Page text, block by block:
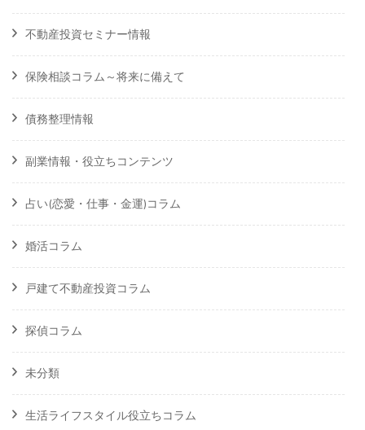
不動産投資セミナー情報
保険相談コラム～将来に備えて
債務整理情報
副業情報・役立ちコンテンツ
占い(恋愛・仕事・金運)コラム
婚活コラム
戸建て不動産投資コラム
探偵コラム
未分類
生活ライフスタイル役立ちコラム